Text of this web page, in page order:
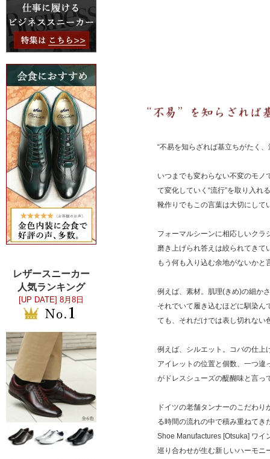
レザースニーカー
人気ランキング
[UP DATE] 8月8日
“不易を知らざれば基立ちがたく
いつまでも変わらない不変のモノ
て変化していく“流行”を取り入れ
靴作りでもこの言葉は大切にして
フォーマルシーンに相応しいクラ
磨き上げられ答えは絞られてきて
もう何も入り込む余地がないかと
例えば、素材。肌理(きめ)の細か
それでいて履き込むほどに馴染ん
ても、それだけでは表し切れない
例えば、シルエット。コバの仕上
アイレットの位置と個数、一つ違
がドレスシューズの醍醐味と言っ
ドイツの老舗タンナーのこだわ
る時間の流れの中で積み重ねてき
Shoe Manufactures [Otsuka] ワイ
巡り合わせが生む新しいハーモニ